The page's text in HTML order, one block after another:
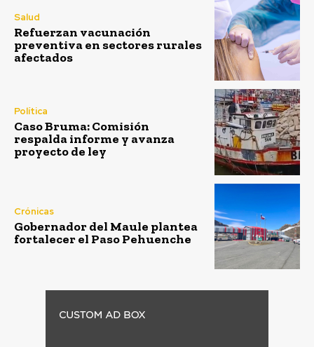
Salud
Refuerzan vacunación
preventiva en sectores rurales
afectados
Política
Caso Bruma: Comisión
respalda informe y avanza
proyecto de ley
Crónicas
Gobernador del Maule plantea
fortalecer el Paso Pehuenche